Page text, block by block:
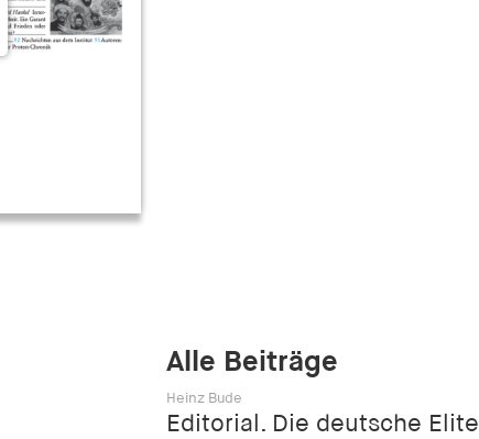
Alle Beiträge
Heinz Bude
Editorial. Die deutsche Elite